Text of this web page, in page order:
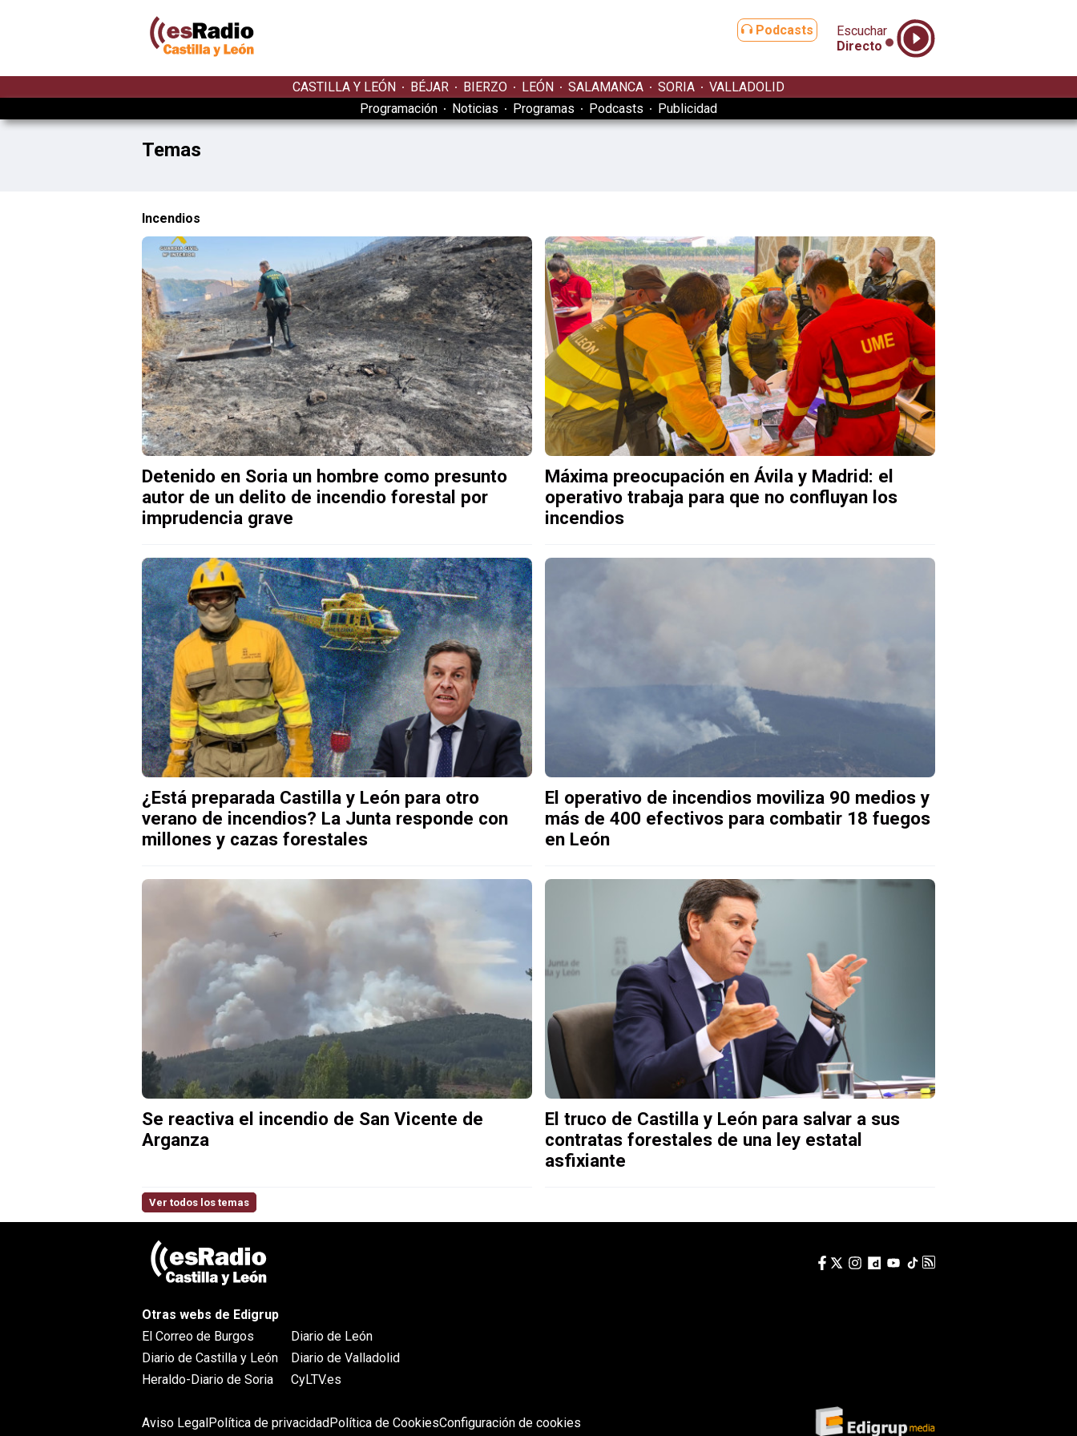
Podcasts
Escuchar
Directo
CASTILLA Y LEÓN BÉJAR BIERZO LEÓN SALAMANCA SORIA
VALLADOLID
Programación
Noticias Programas Podcasts Publicidad
Temas
Incendios
Detenido en Soria un hombre como presunto
autor de un delito de incendio forestal por
imprudencia grave
Máxima preocupación en Ávila y Madrid: el
operativo trabaja para que no confluyan los
incendios
¿Está preparada Castilla y León para otro
verano de incendios? La Junta responde con
millones y cazas forestales
El operativo de incendios moviliza 90 medios y
más de 400 efectivos para combatir 18 fuegos
en León
Se reactiva el incendio de San Vicente de
Arganza
El truco de Castilla y León para salvar a sus
contratas forestales de una ley estatal
asfixiante
Ver todos los temas
Otras webs de Edigrup
El Correo de Burgos
Diario de Castilla y León
Heraldo-Diario de Soria
Diario de León
Diario de Valladolid
CyLTV.es
Aviso LegalPolítica de privacidadPolítica de CookiesConfiguración de cookies